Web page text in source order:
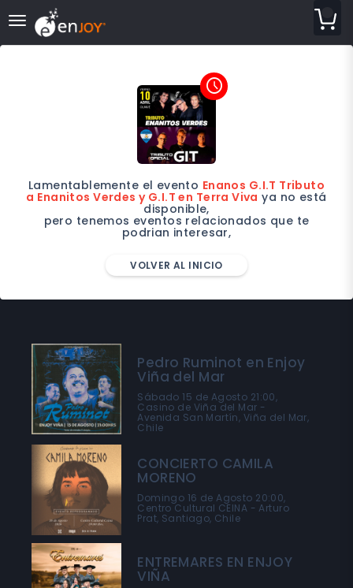
desplegar navegación
access_time
Lamentablemente el evento Enanos G.I.T Tributo
a Enanitos Verdes y G.I.T en Terra Viva ya no está
disponible,
pero tenemos eventos relacionados que te
podrian interesar,
VOLVER AL INICIO
Pedro Ruminot en Enjoy
Viña del Mar
Sábado 15 de Agosto 21:00,
Casino de Viña del Mar -
Avenida San Martín, Viña del Mar,
Chile
CONCIERTO CAMILA
MORENO
Domingo 16 de Agosto 20:00,
Centro Cultural CEINA - Arturo
Prat, Santiago, Chile
ENTREMARES EN ENJOY
VIÑA